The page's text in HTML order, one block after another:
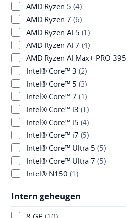
AMD Ryzen 5 (4)
AMD Ryzen 7 (6)
AMD Ryzen AI 5 (1)
AMD Ryzen AI 7 (4)
AMD Ryzen AI Max+ PRO 395
Intel® Core™ 3 (2)
Intel® Core™ 5 (3)
Intel® Core™ 7 (1)
Intel® Core™ i3 (1)
Intel® Core™ i5 (4)
Intel® Core™ i7 (5)
Intel® Core™ Ultra 5 (5)
Intel® Core™ Ultra 7 (5)
Intel® N150 (1)
Intern geheugen
8 GB (10)